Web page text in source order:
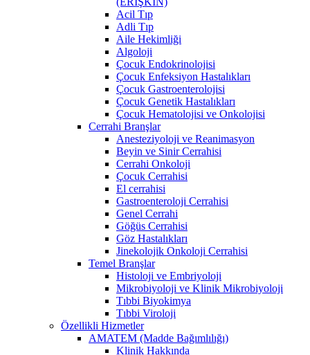
Acil Tıp
Adli Tıp
Aile Hekimliği
Algoloji
Çocuk Endokrinolojisi
Çocuk Enfeksiyon Hastalıkları
Çocuk Gastroenterolojisi
Çocuk Genetik Hastalıkları
Çocuk Hematolojisi ve Onkolojisi
Cerrahi Branşlar
Anesteziyoloji ve Reanimasyon
Beyin ve Sinir Cerrahisi
Cerrahi Onkoloji
Çocuk Cerrahisi
El cerrahisi
Gastroenteroloji Cerrahisi
Genel Cerrahi
Göğüs Cerrahisi
Göz Hastalıkları
Jinekolojik Onkoloji Cerrahisi
Temel Branşlar
Histoloji ve Embriyoloji
Mikrobiyoloji ve Klinik Mikrobiyoloji
Tıbbi Biyokimya
Tıbbi Viroloji
Özellikli Hizmetler
AMATEM (Madde Bağımlılığı)
Klinik Hakkında